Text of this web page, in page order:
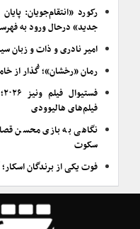
رکورد «انتقام‌جویان:
جدید» درحال ورود به
امیر نادری و ذات و زبان
رمان «رخشان»؛ گُذار از
فیلم‌های هالیوودی
نگاهی به بازی محسن
سکوت
فوت یکی از برندگان